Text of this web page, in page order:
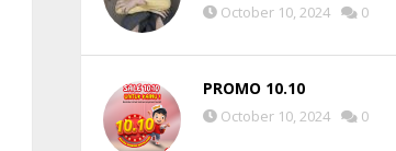
October 10, 2024 0
PROMO 10.10
October 10, 2024 0